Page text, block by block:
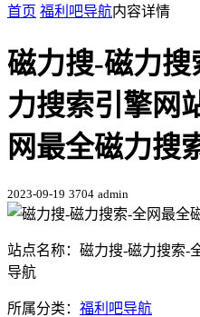
首页 福利吧导航内容详情
磁力搜-磁力
力搜索引擎网
网最全磁力搜
2023-09-19 3704 admin
站点名称：磁力搜-磁力搜索-
导航
所属分类： 福利吧导航